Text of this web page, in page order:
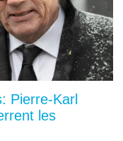
Pierre-Karl
les